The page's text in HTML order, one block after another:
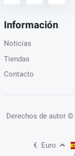
Información
Noticias
Tiendas
Contacto
Derechos de autor ©
€ Euro